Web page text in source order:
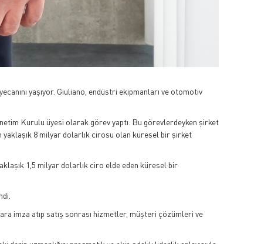
yaşıyor. Giuliano, endüstri ekipmanları ve otomotiv
Kurulu üyesi olarak görev yaptı. Bu görevlerdeyken şirket
yaklaşık 8 milyar dolarlık cirosu olan küresel bir şirket
1,5 milyar dolarlık ciro elde eden küresel bir
imza atıp satış sonrası hizmetler, müşteri çözümleri ve